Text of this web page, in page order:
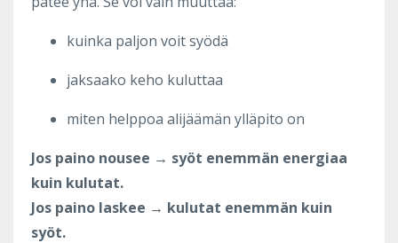
kuinka paljon voit syödä
jaksaako keho kuluttaa
miten helppoa alijäämän ylläpito on
Jos paino nousee → syöt enemmän energiaa
kuin kulutat.
Jos paino laskee → kulutat enemmän kuin
syöt.